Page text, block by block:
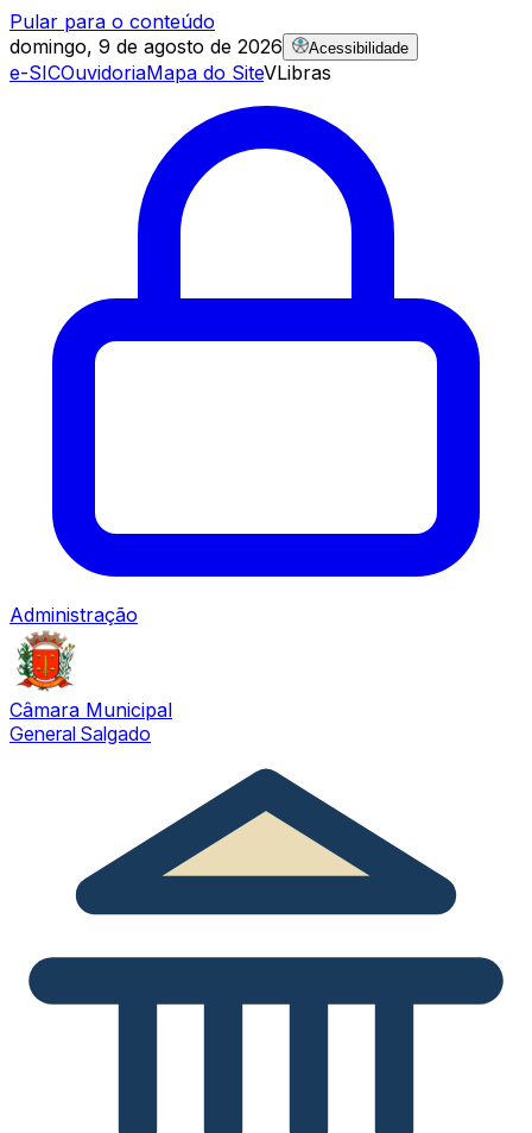
Pular para o conteúdo
domingo, 9 de agosto de 2026
Acessibilidade
e-SICOuvidoriaMapa do SiteVLibras
Administração
Câmara Municipal
General Salgado